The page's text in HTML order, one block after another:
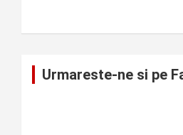
Urmareste-ne si pe